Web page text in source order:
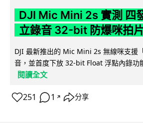
DJI Mic Mini 2s 實測 四
立錄音 32-bit 防爆咪拍
DJI 最新推出的 Mic Mini 2s 無線咪支援
音，並首度下放 32-bit Float 浮點內錄功
閱讀全文
251 1 ↗ 分享